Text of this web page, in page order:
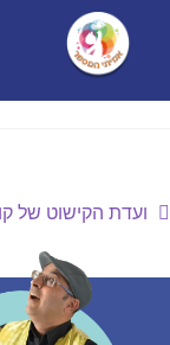
ועדת הקישוט של